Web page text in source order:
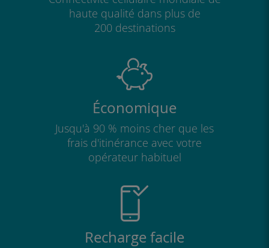
haute qualité dans plus de
200 destinations
Économique
Jusqu'à 90 % moins cher que les
frais d'itinérance avec votre
opérateur habituel
Recharge facile